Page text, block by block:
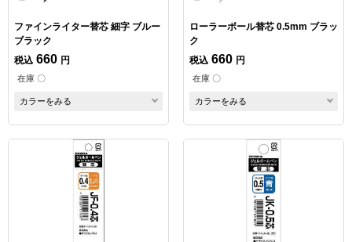
ファインライター替芯 細字 ブルー
ブラック
税込 660 円
在庫 〇
カラーをみる
ローラーボール替芯 0.5mm ブラッ
ク
税込 660 円
在庫 〇
カラーをみる